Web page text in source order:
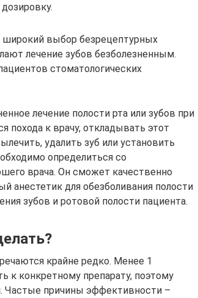
широкий выбор безрецептурных
лечение зубов безболезненным.
стоматологических
лечение полости рта или зубов при
похода к врачу, откладывать этот
удалить зуб или установить
определиться со
врача. Он сможет качественно
анестетик для обезболивания полости
зубов и ротовой полости пациента.
крайне редко. Менее 1
к конкретному препарату, поэтому
Частые причины эффективности –